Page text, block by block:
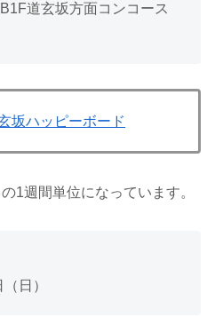
道玄坂方面コンコース
坂ハッピーボード
1週間単位になっています。
日）